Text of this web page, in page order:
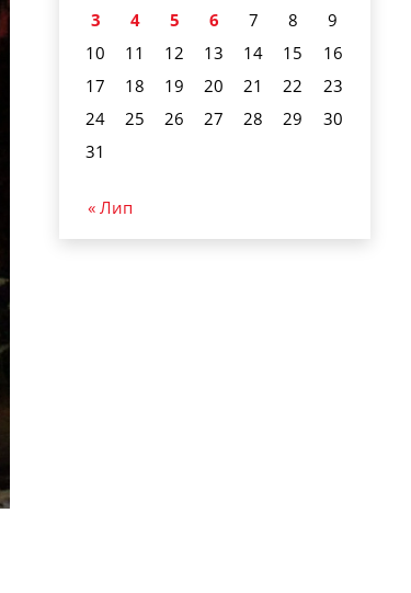
3
4 5 6 7 8
9
10
11 12 13 14 15
16
17
18 19 20 21 22
23
24
25 26 27 28 29
30
31
« Лип